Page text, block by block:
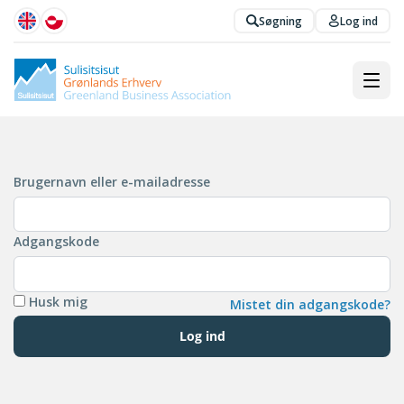
Søgning Log ind
Brugernavn eller e-mailadresse
Adgangskode
Husk mig
Mistet din adgangskode?
Log ind